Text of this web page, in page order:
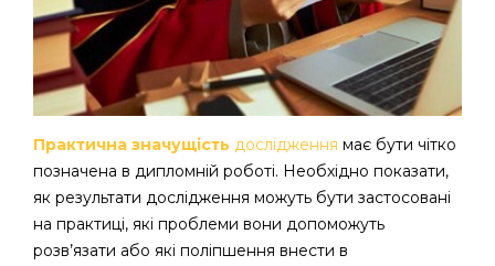
Практична значущість дослідження має бути чітко
позначена в дипломній роботі. Необхідно показати,
як результати дослідження можуть бути застосовані
на практиці, які проблеми вони допоможуть
розв’язати або які поліпшення внести в